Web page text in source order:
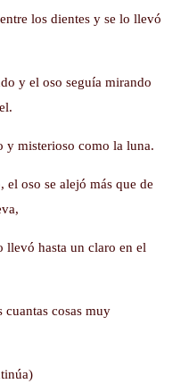
los dientes y se lo llevó
y el oso seguía mirando
y misterioso como la luna.
el oso se alejó más que de
hasta un claro en el
cosas muy